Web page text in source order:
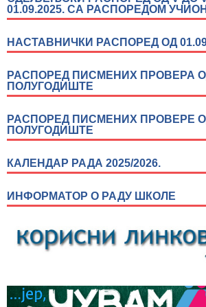
01.09.2025. СА РАСПОРЕДОМ
НАСТАВНИЧКИ РАСПОРЕД ОД
РАСПОРЕД ПИСМЕНИХ ПРОВЕРА
ПОЛУГОДИШТЕ
РАСПОРЕД ПИСМЕНИХ ПРОВЕРЕ
ПОЛУГОДИШТЕ
КАЛЕНДАР РАДА 2025/2026.
ИНФОРМАТОР О РАДУ ШКОЛЕ